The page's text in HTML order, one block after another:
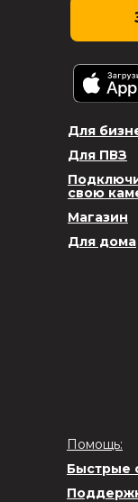
Быстрые
Помощь:
Для
Магазин
Для ПВЗ
свою
Для дома